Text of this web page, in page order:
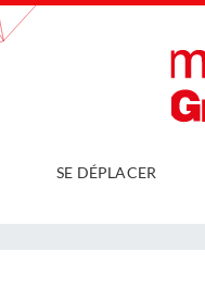
SE DÉPLACER